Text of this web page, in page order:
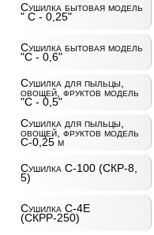
Сушилка бытовая модель
" С - 0,25"
Сушилка бытовая модель
"С - 0,6"
Сушилка для пыльцы,
овощей, фруктов модель
"С - 0,5"
Сушилка для пыльцы,
овощей, фруктов модель
С-0,25 м
Сушилка С-100 (СКР-8,
5)
Сушилка С-4Е
(СКРР-250)